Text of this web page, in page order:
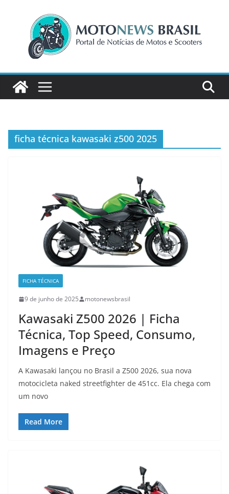
conteúdo
ficha técnica kawasaki z500 2025
FICHA TÉCNICA
9 de junho de 2025 motonewsbrasil
Kawasaki Z500 2026 | Ficha
Técnica, Top Speed, Consumo,
Imagens e Preço
A Kawasaki lançou no Brasil a Z500 2026, sua nova
motocicleta naked streetfighter de 451cc. Ela chega com
um novo
Read More